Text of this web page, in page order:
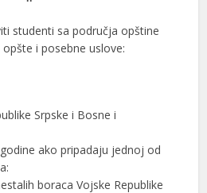
studenti sa područja opštine
i posebne uslove:
Srpske i Bosne i
ako pripadaju jednoj od
boraca Vojske Republike